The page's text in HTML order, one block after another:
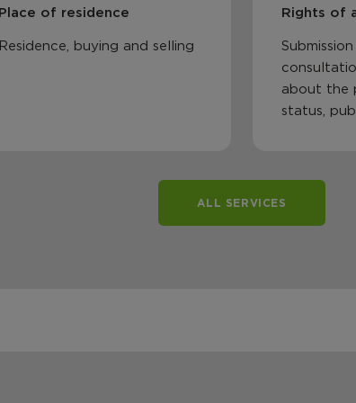
Place of residence
Residence, buying and selling
Rights of
about the
status,
ALL SERVICES